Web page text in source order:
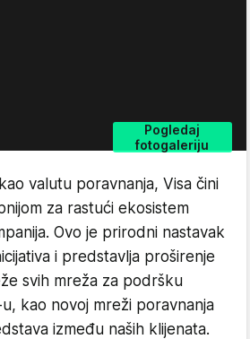
Pogledaj
fotogaleriju
valutu poravnanja, Visa čini
za rastući ekosistem
Ovo je prirodni nastavak
i predstavlja proširenje
svih mreža za podršku
kao novoj mreži poravnanja
između naših klijenata.